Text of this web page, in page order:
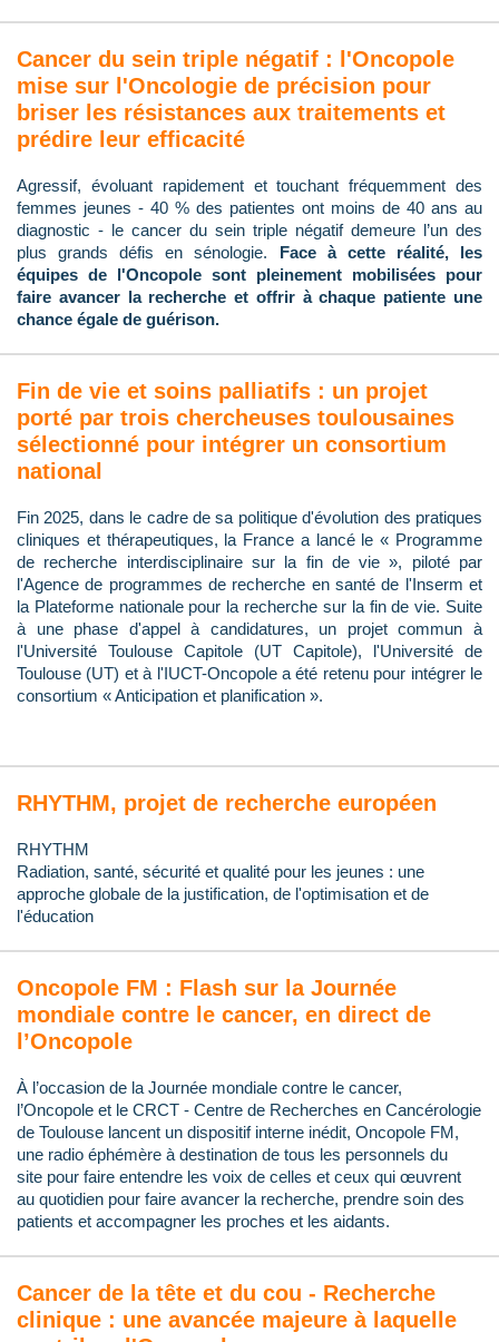
Cancer du sein triple négatif : l'Oncopole
mise sur l'Oncologie de précision pour
briser les résistances aux traitements et
prédire leur efficacité
Agressif, évoluant rapidement et touchant fréquemment des
femmes jeunes - 40 % des patientes ont moins de 40 ans au
diagnostic - le cancer du sein triple négatif demeure l’un des
plus grands défis en sénologie. Face à cette réalité, les
équipes de l'Oncopole sont pleinement mobilisées pour
faire avancer la recherche et offrir à chaque patiente une
chance égale de guérison.
Fin de vie et soins palliatifs : un projet
porté par trois chercheuses toulousaines
sélectionné pour intégrer un consortium
national
Fin 2025, dans le cadre de sa politique d'évolution des pratiques
cliniques et thérapeutiques, la France a lancé le « Programme
de recherche interdisciplinaire sur la fin de vie », piloté par
l'Agence de programmes de recherche en santé de l'Inserm et
la Plateforme nationale pour la recherche sur la fin de vie. Suite
à une phase d'appel à candidatures, un projet commun à
l'Université Toulouse Capitole (UT Capitole), l'Université de
Toulouse (UT) et à l'IUCT-Oncopole a été retenu pour intégrer le
consortium « Anticipation et planification ».
RHYTHM, projet de recherche européen
RHYTHM
Radiation, santé, sécurité et qualité pour les jeunes : une
approche globale de la justification, de l'optimisation et de
l'éducation
Oncopole FM : Flash sur la Journée
mondiale contre le cancer, en direct de
l’Oncopole
À l’occasion de la Journée mondiale contre le cancer,
l’Oncopole et le CRCT - Centre de Recherches en Cancérologie
de Toulouse lancent un dispositif interne inédit, Oncopole FM,
une radio éphémère à destination de tous les personnels du
site pour faire entendre les voix de celles et ceux qui œuvrent
au quotidien pour faire avancer la recherche, prendre soin des
patients et accompagner les proches et les aidants.
Cancer de la tête et du cou - Recherche
clinique : une avancée majeure à laquelle